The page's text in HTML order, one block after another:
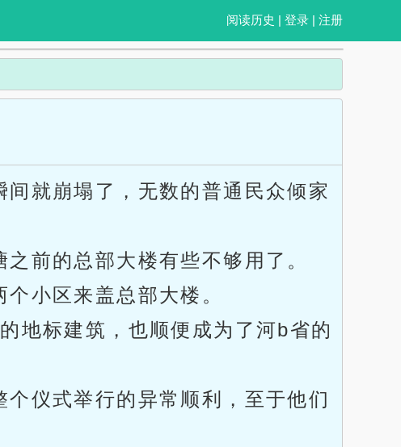
阅读历史 | 登录 | 注册
就崩塌了，无数的普通民众倾家
前的总部大楼有些不够用了。
小区来盖总部大楼。
地标建筑，也顺便成为了河b省的
仪式举行的异常顺利，至于他们